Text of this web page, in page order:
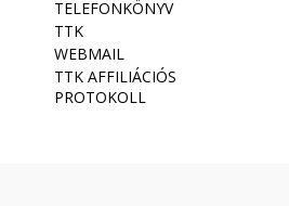
TELEFONKÖNYV
TTK
WEBMAIL
TTK AFFILIÁCIÓS
PROTOKOLL